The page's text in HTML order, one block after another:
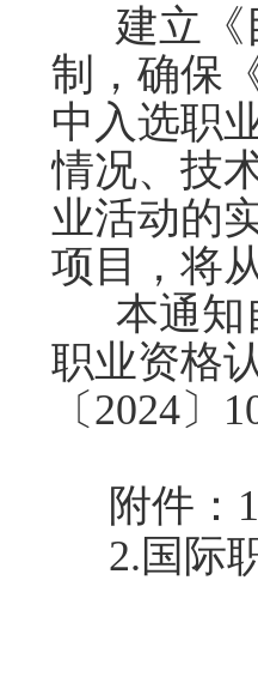
建立《
制，确保
中入选职
情况、技
业活动的
项目，将
本通知
职业资格
〔2024〕
附件：
2.国际